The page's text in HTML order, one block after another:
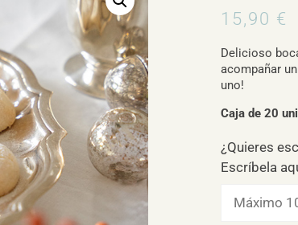
15,90 €
Delicioso
acompañar
uno!
Caja de 20
¿Quieres
Escríbela